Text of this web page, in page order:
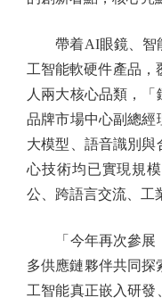
帶着AI眼鏡、智能
工智能軟硬件產品，
人兩大核心品類，「
品牌市場中心副總經
大模型、語音識別
心技術均已實現規
公、跨語言交流、工
「今年再次參展，
多供應鏈夥伴共同探
工智能真正嵌入研發